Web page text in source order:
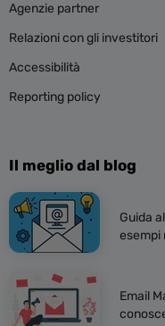
Agenzie partner
Relazioni con gli investitori
Accessibilità
Reporting policy
Il meglio dal blog
Guida
esempi
Email